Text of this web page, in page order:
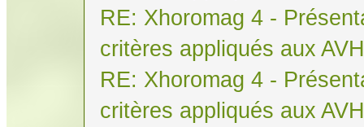
RE: Xhoromag 4 -
critères appliqués aux AVH
RE: Xhoromag 4 -
critères appliqués aux AVH